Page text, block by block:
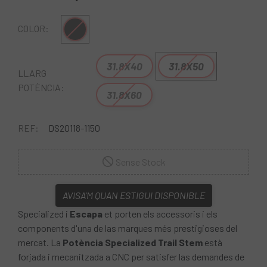
COLOR: Negre
LLARG
POTÈNCIA:
31.8X40 31.8X50
31.8X60
REF: DS20118-1150
AVISA'M QUAN ESTIGUI DISPONIBLE
Specialized i Escapa et porten els accessoris i els
components d'una de las marques més prestigioses del
mercat. La Potència Specialized Trail Stem està
forjada i mecanitzada a CNC per satisfer las demandes de